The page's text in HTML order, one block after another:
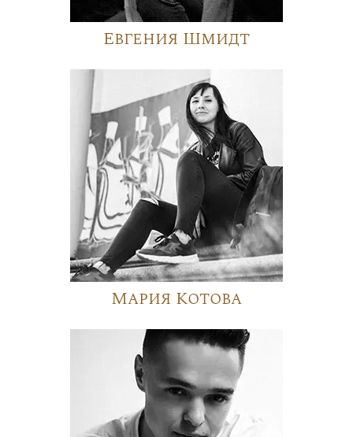
Евгения Шмидт
Мария Котова